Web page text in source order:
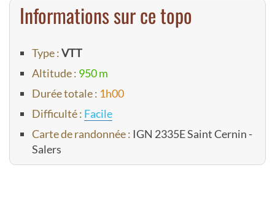
Informations sur ce topo
Type :VTT
Altitude : 950 m
Durée totale : 1h00
Difficulté : Facile
Carte de randonnée : IGN 2335E Saint Cernin -
Salers